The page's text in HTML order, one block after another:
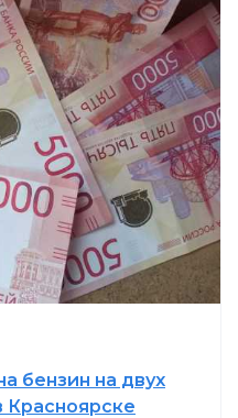
бензин на двух
Красноярске